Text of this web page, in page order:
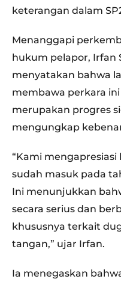
keterangan dalam
Menanggapi
hukum pelapor, Irfan
menyatakan bahwa
membawa perkara
merupakan progres
mengungkap
“Kami
sudah masuk pada
Ini menunjukkan
secara serius dan
khususnya terkait
tangan,” ujar Irfan.
Ia menegaskan